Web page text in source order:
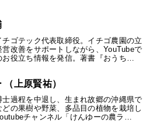
チゴテック代表取締役。イチゴ農園の立
営改善をサポートしながら、YouTubeで
お役立ち情報を発信。著書『おうち…
（上原賢祐）
士過程を中退し、生まれ故郷の沖縄県で
どの果樹や野菜、多品目の植物を栽培し
チャンネル「けんゆーの農ラ…